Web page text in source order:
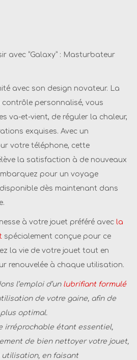
avec “Galaxy” : Masturbateur
avec son design novateur. La
contrôle personnalisé, vous
va-et-vient, de réguler la chaleur,
exquises. Avec un
votre téléphone, cette
la satisfaction à de nouveaux
pour un voyage
dès maintenant dans
à votre jouet préféré avec la
spécialement conçue pour ce
la vie de votre jouet tout en
renouvelée à chaque utilisation.
l’emploi d’un lubrifiant formulé
de votre gaine, afin de
optimal.
irréprochable étant essentiel,
de bien nettoyer votre jouet,
en faisant